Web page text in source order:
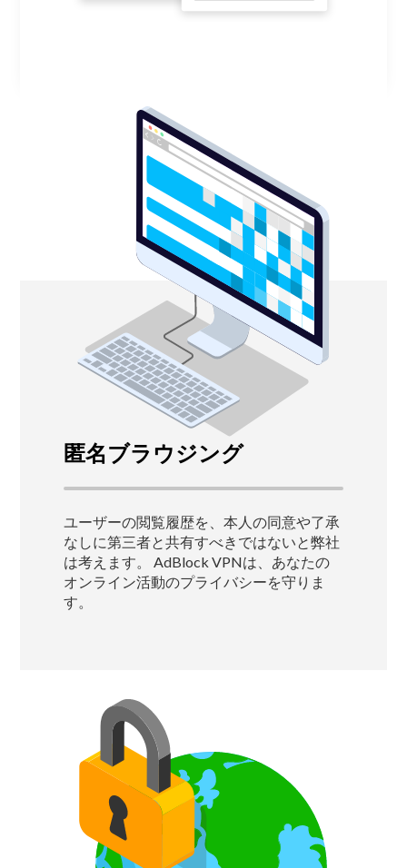
匿名ブラウジング
ユーザーの閲覧履歴を、本人の同意や了承
なしに第三者と共有すべきではないと弊社
は考えます。
AdBlock VPNは、あなたの
オンライン活動のプライバシーを守りま
す。